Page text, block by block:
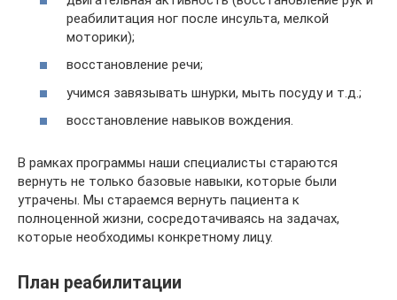
реабилитация ног после инсульта, мелкой
моторики);
восстановление речи;
учимся завязывать шнурки, мыть посуду и т.д.;
восстановление навыков вождения.
В рамках программы наши специалисты стараются
вернуть не только базовые навыки, которые были
утрачены. Мы стараемся вернуть пациента к
полноценной жизни, сосредотачиваясь на задачах,
которые необходимы конкретному лицу.
План реабилитации